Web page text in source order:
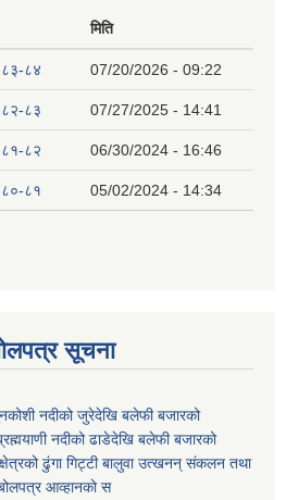
मिति
८४ 07/20/2026 - 09:22
८३ 07/27/2025 - 14:41
८२ 06/30/2024 - 16:46
८१ 05/02/2024 - 14:34
सूचना
नदीको जुरेदेखि बलेफी बजारको
नदीको ढाडेदेखि बलेफी बजारको
ढुंगा गिट्टी बालुवा उत्खनन् संकलन तथा
आव्हानको स